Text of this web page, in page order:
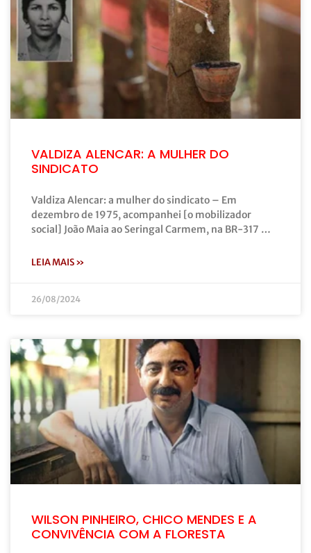
VALDIZA ALENCAR: A MULHER DO
SINDICATO
Valdiza Alencar: a mulher do sindicato – Em
dezembro de 1975, acompanhei [o mobilizador
social] João Maia ao Seringal Carmem, na BR-317 …
LEIA MAIS »
26/08/2024
WILSON PINHEIRO, CHICO MENDES E A
CONVIVÊNCIA COM A FLORESTA